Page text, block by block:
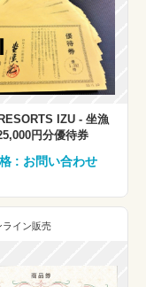
IZU - 坐漁
円分優待券
: お問い合わせ
ライン販売